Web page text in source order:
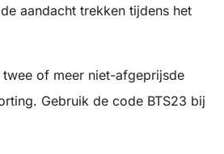
aandacht trekken tijdens het
of meer niet-afgeprijsde
Gebruik de code BTS23 bij